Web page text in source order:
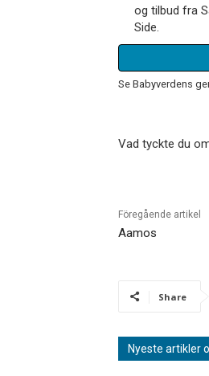
og tilbud fra
Side.
Se Babyverdens
Vad tyckte du
Föregående artikel
Aamos
Share
Nyeste artikler